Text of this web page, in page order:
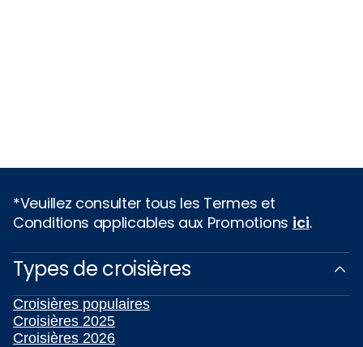
*Veuillez consulter tous les Termes et
Conditions applicables aux Promotions ici.
Types de croisières
Croisières populaires
Croisières 2025
Croisières 2026